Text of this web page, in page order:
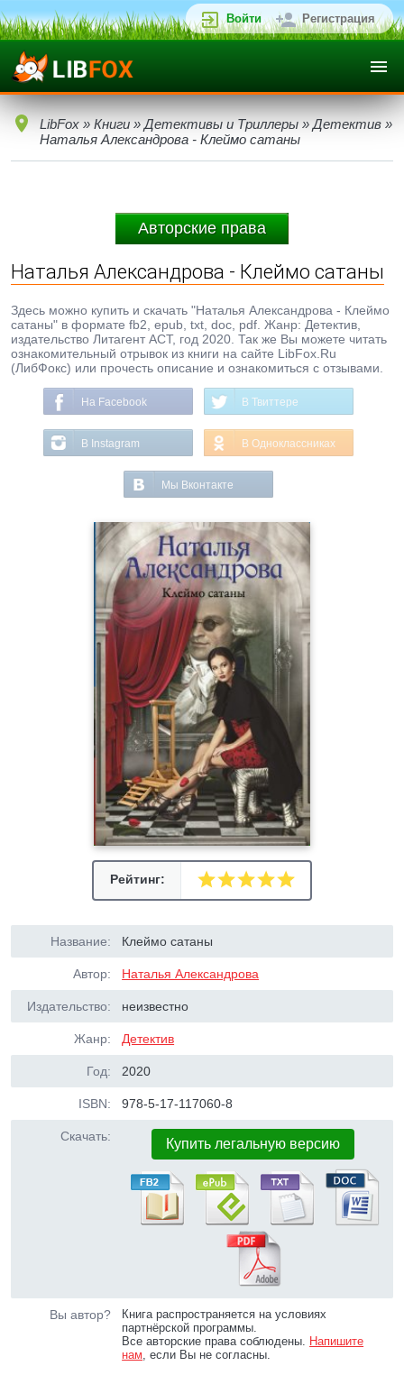
Войти Регистрация
LibFox » Книги » Детективы и Триллеры » Детектив »
Наталья Александрова - Клеймо сатаны
Авторские права
Наталья Александрова - Клеймо сатаны
Здесь можно купить и скачать "Наталья Александрова - Клеймо
сатаны" в формате fb2, epub, txt, doc, pdf. Жанр: Детектив,
издательство Литагент АСТ, год 2020. Так же Вы можете читать
ознакомительный отрывок из книги на сайте LibFox.Ru
(ЛибФокс) или прочесть описание и ознакомиться с отзывами.
На Facebook В Твиттере
В Instagram В Одноклассниках
Мы Вконтакте
Рейтинг:
Название: Клеймо сатаны
Автор: Наталья Александрова
Издательство: неизвестно
Жанр: Детектив
Год: 2020
ISBN: 978-5-17-117060-8
Скачать: Купить легальную версию
Вы автор?
Книга распространяется на условиях
партнёрской программы.
Все авторские права соблюдены. Напишите
нам, если Вы не согласны.